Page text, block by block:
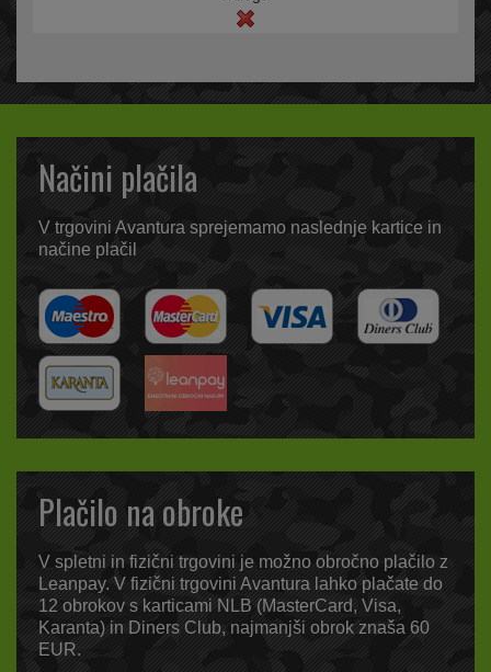
Načini plačila
V trgovini Avantura sprejemamo naslednje kartice in
načine plačil
Plačilo na obroke
V spletni in fizični trgovini je možno obročno plačilo z
Leanpay. V fizični trgovini Avantura lahko plačate do
12 obrokov s karticami NLB (MasterCard, Visa,
Karanta) in Diners Club, najmanjši obrok znaša 60
EUR.